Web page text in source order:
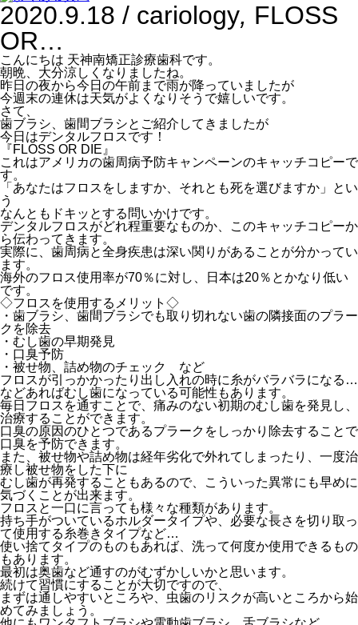
2020.9.18 / cariology, FLOSS
OR…
こんにちは 天神南矯正診療歯科です。
朝晩、大分涼しくなりましたね。
昨日の夜から今日の午前まで雨が降っていましたが
今週末の連休は天気がよくなりそうで嬉しいです。
さて、
歯ブラシ、歯間ブラシとご紹介してきましたが
今日はデンタルフロスです！
『FLOSS OR DIE』
これはアメリカの歯周病予防キャンペーンのキャッチコピーで
す。
「あなたはフロスをしますか、それとも死を選びますか」とい
う
なんともドキッとする問いかけです。
デンタルフロスがどれ程重要なものか、このキャッチコピーか
ら伝わってきます。
実際に、歯周病と全身疾患は深い関りがあることが分かってい
ます。
海外のフロス使用率が70％に対し、日本は20％とかなり低い
です。
◇フロスを使用するメリット◇
・歯ブラシ、歯間ブラシでも取り切れない歯の隣接面のプラー
クを除去
・むし歯の早期発見
・口臭予防
・被せ物、詰め物のチェック など
フロスが引っかかったり出し入れの時に糸がバラバラになる…
などあればむし歯になっている可能性もあります。
毎日フロスを通すことで、痛みのない初期のむし歯を発見し、
治療することができます。
口臭の原因のひとつであるプラークをしっかり除去することで
口臭を予防できます。
また、被せ物や詰め物は経年劣化で外れてしまったり、一度治
療し被せ物をした下に
むし歯が再発することもあるので、こういった異常にも早めに
気づくことが出来ます。
フロスと一口に言っても様々な種類があります。
持ち手がついているホルダータイプや、必要な長さを切り取っ
て使用する糸巻きタイプなど…
使い捨てタイプのものもあれば、洗って何度か使用できるもの
もあります。
最初は奥歯など通すのがむずかしいかと思います。
続けて習慣にすることが大切ですので、
まずは通しやすいところや、虫歯のリスクが高いところから始
めてみましょう。